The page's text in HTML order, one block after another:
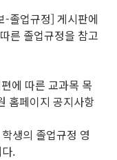
-졸업규정] 게시판에
른 졸업규정을 참고
에 따른 교과목 목
홈페이지 공지사항
생의 졸업규정 영
.